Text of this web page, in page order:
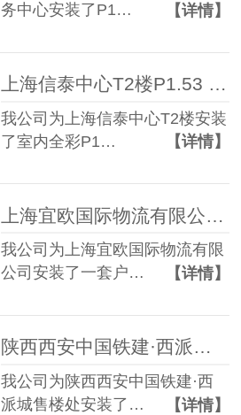
务中心安装了P1…
【详情】
上海信泰中心T2楼P1.53 LED显示屏
我公司为上海信泰中心T2楼安装
了室内全彩P1…
【详情】
上海宜欧国际物流有限公司户外P5 LED显示屏
我公司为上海宜欧国际物流有限
公司安装了一套户…
【详情】
陕西西安中国铁建·西派城售楼处软模组P1.86 LED显示屏
我公司为陕西西安中国铁建·西
派城售楼处安装了…
【详情】